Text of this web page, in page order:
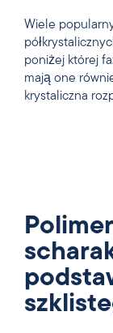
Wiele
poniżej której
mają one
krystaliczna